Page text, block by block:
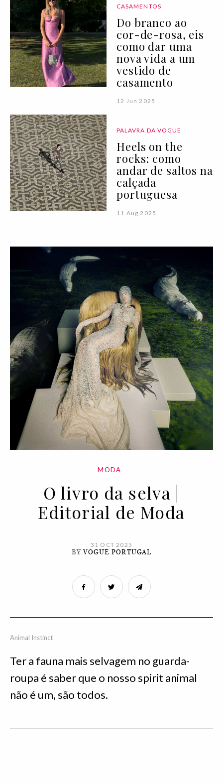
CASAMENTOS
Do branco ao
cor-de-rosa, eis
como dar uma
nova vida a um
vestido de
casamento
12 Jun 2025
PALAVRA DA VOGUE
Heels on the
rocks: como
andar de saltos na
calçada
portuguesa
11 Aug 2025
MODA
O livro da selva |
Editorial de Moda
31 OCT 2025
BYVOGUE PORTUGAL
Animal Instinct
Ter a fauna mais selvagem no guarda-
roupa é saber que o nosso spirit animal
não é um, são todos.